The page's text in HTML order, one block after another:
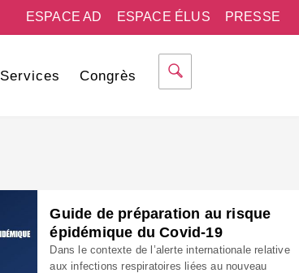
PRESSE
ESPACE ÉLUS
ESPACE AD
Services Congrès
Guide de préparation au risque
épidémique du Covid-19
Dans le contexte de l’alerte internationale relative
aux infections respiratoires liées au nouveau